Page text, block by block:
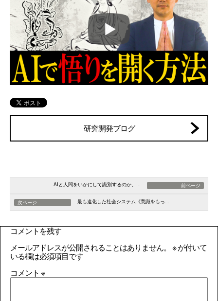
研究開発ブログ
AIと人間をいかにして識別するのか。... 前ページ
次ページ 最も進化した社会システム《意識をもっ...
コメントを残す
メールアドレスが公開されることはありません。 ※が付いて
いる欄は必須項目です
コメント ※